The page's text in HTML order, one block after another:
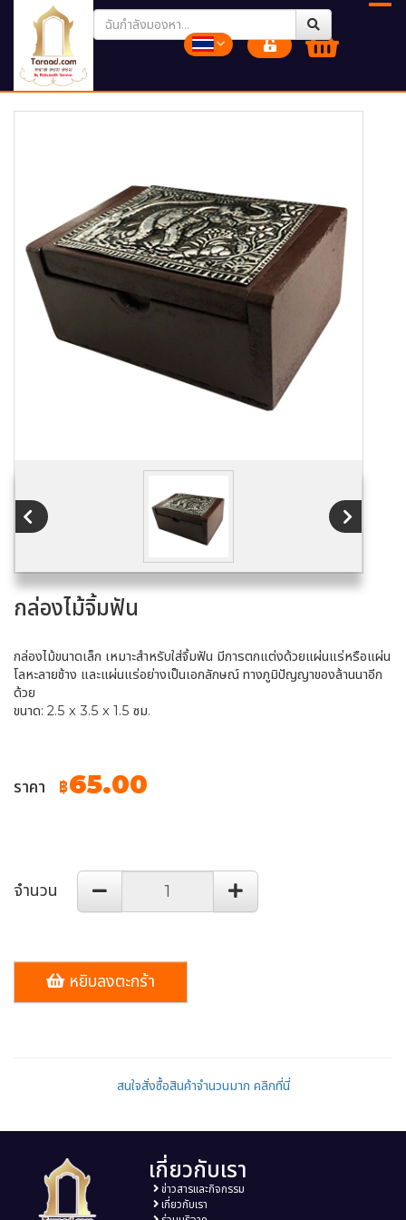
กล่องไม้จิ้มฟัน
กล่องไม้ขนาดเล็ก เหมาะสำหรับใส่จิ้มฟัน มีการตกแต่งด้วยแผ่นแร่หรือแผ่น
โลหะลายช้าง และแผ่นแร่อย่างเป็นเอกลักษณ์ ทางภูมิปัญญาของล้านนาอีก
ด้วย
ขนาด: 2.5 x 3.5 x 1.5 ซม.
ราคา ฿65.00
จำนวน
หยิบลงตะกร้า
สนใจสั่งซื้อสินค้าจำนวนมาก คลิกที่นี่
เกี่ยวกับเรา
ข่าวสารและกิจกรรม
เกี่ยวกับเรา